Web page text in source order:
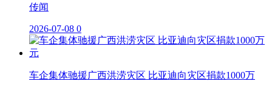
传闻
2026-07-08 0
车企集体驰援广西洪涝灾区 比亚迪向灾区捐款1000万